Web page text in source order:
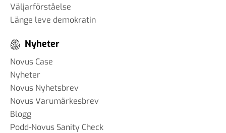
Väljarförståelse
Länge leve demokratin
Nyheter
Novus Case
Nyheter
Novus Nyhetsbrev
Novus Varumärkesbrev
Blogg
Podd-Novus Sanity Check